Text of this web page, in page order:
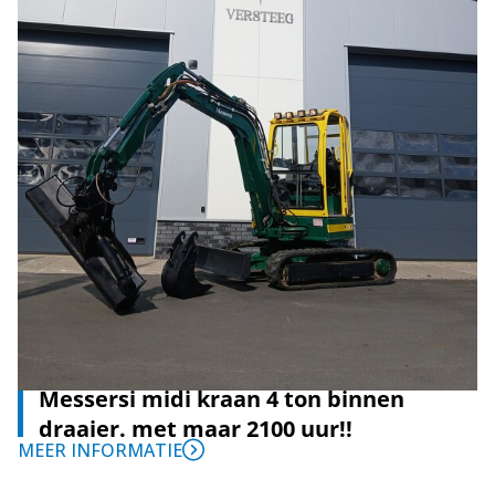
Messersi midi kraan 4 ton binnen
draaier. met maar 2100 uur!!
MEER INFORMATIE